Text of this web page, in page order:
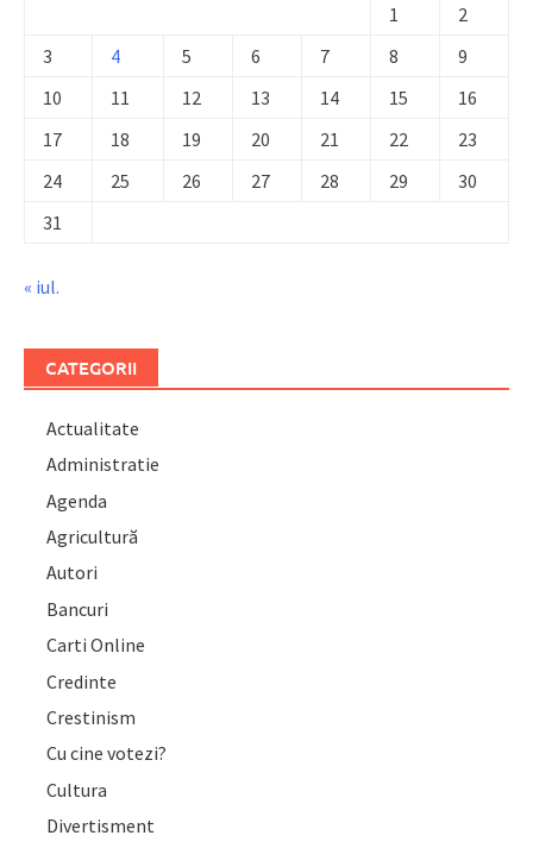
1
2
3
4 5 6 7 8
9
10
11 12 13 14 15
16
17
18 19 20 21 22
23
24
25 26 27 28 29
30
31
« iul.
CATEGORII
Actualitate
Administratie
Agenda
Agricultură
Autori
Bancuri
Carti Online
Credinte
Crestinism
Cu cine votezi?
Cultura
Divertisment